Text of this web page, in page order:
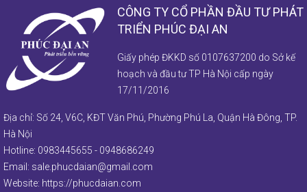
CÔNG TY CỔ PHẦN ĐẦU TƯ PHÁT
TRIỂN PHÚC ĐẠI AN
Giấy phép ĐKKD số 0107637200 do Sở kế
hoạch và đầu tư TP Hà Nội cấp ngày
17/11/2016
Địa chỉ: Số 24, V6C, KĐT Văn Phú, Phường Phú La, Quận Hà Đông, TP.
Hà Nội
Hotline: 0983445655 - 0948686249
Email: sale.phucdaian@gmail.com
Website: https://phucdaian.com